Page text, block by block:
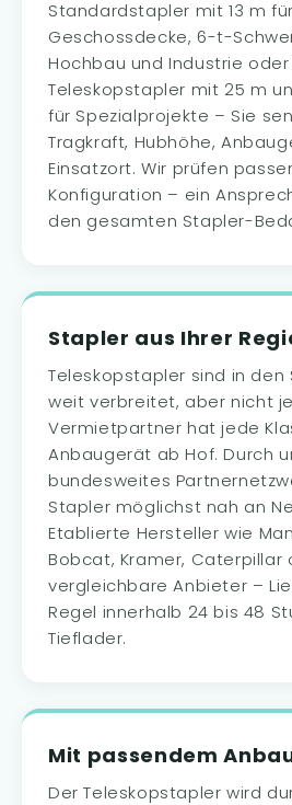
Standardstapler mit 13 m
Geschossdecke, 6-t-
Hochbau und Industrie
Teleskopstapler mit 25 m
für Spezialprojekte – Sie
Tragkraft, Hubhöhe,
Einsatzort. Wir prüfen
Konfiguration – ein
den gesamten Stapler-
Stapler aus Ihrer
Teleskopstapler sind in den
weit verbreitet, aber nicht
Vermietpartner hat jede
Anbaugerät ab Hof. Durch
bundesweites
Stapler möglichst nah an
Etablierte Hersteller wie
Bobcat, Kramer, Caterpillar
vergleichbare Anbieter –
Regel innerhalb 24 bis 48
Tieflader.
Mit passendem
Der Teleskopstapler wird